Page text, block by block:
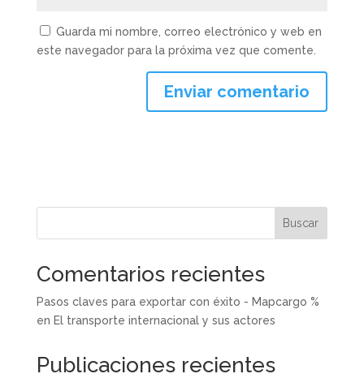
Guarda mi nombre, correo electrónico y web en
este navegador para la próxima vez que comente.
Buscar
Comentarios recientes
Pasos claves para exportar con éxito - Mapcargo %
en El transporte internacional y sus actores
Publicaciones recientes